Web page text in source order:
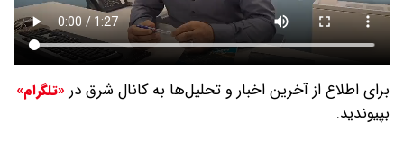
برای اطلاع از آخرین اخبار و تحلیل‌ها به کانال شرق در «تلگرام»
بپیوندید.